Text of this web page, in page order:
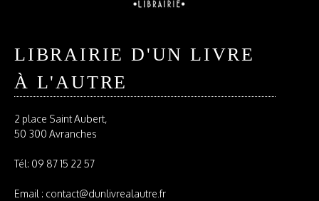
LIBRAIRIE D'UN LIVRE
À L'AUTRE
2 place Saint Aubert,
50 300 Avranches
Tél: 09 87 15 22 57
Email : contact@dunlivrealautre.fr